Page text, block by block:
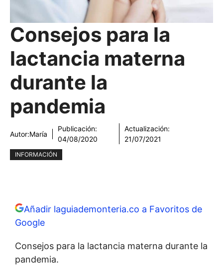
Consejos para la
lactancia materna
durante la
pandemia
Autor:María
Publicación:
04/08/2020
Actualización:
21/07/2021
INFORMACIÓN
Añadir laguiademonteria.co a Favoritos de
Google
Consejos para la lactancia materna durante la
pandemia.